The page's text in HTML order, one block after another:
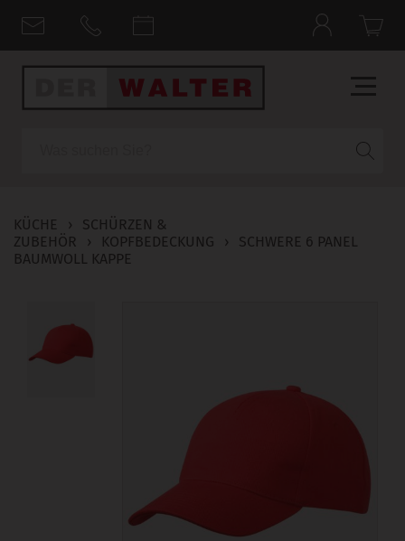
KÜCHE ›
SCHÜRZEN &
ZUBEHÖR
› KOPFBEDECKUNG ›
SCHWERE 6 PANEL
BAUMWOLL KAPPE